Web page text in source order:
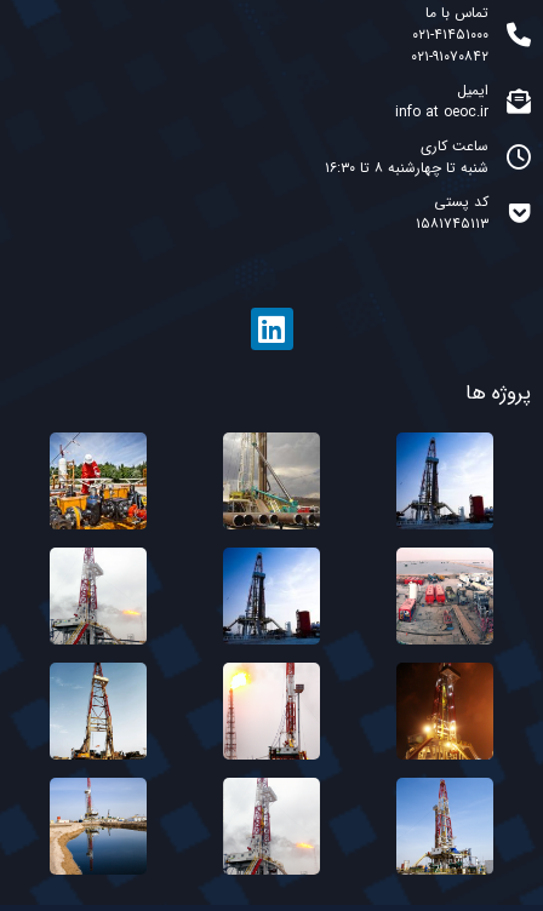
تماس با ما
۰۲۱-۴۱۴۵۱۰۰۰
۰۲۱-۹۱۰۷۰۸۴۲
ایمیل
info at oeoc.ir
ساعت کاری
شنبه تا چهارشنبه ۸ تا ۱۶:۳۰
کد پستی
۱۵۸۱۷۴۵۱۱۳
پروژه ها